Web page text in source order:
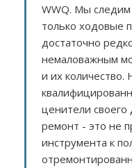
WWQ. Мы
только ходовые
достаточно
немаловажным
и их
ценители
ремонт - это не
инструмента к